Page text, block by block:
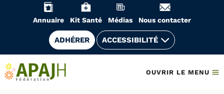
Annuaire Kit Santé Médias Nous contacter
ADHÉRER ACCESSIBILITÉ
OUVRIR LE MENU